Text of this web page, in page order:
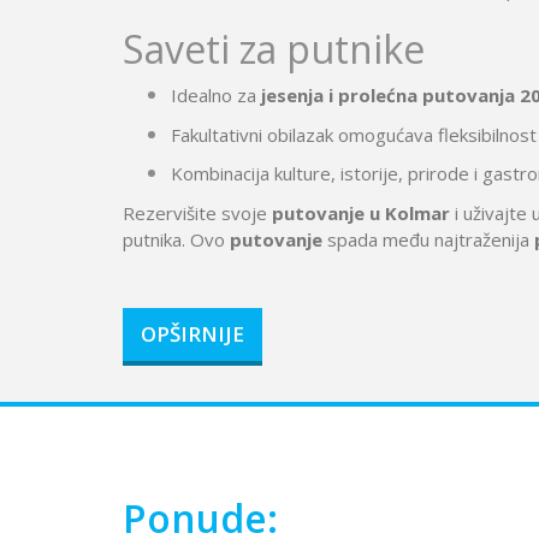
Saveti za putnike
Idealno za jesenja i prolećna putovanja
Fakultativni obilazak omogućava
Kombinacija kulture, istorije, prirode i
Rezervišite svoje putovanje u Kolmar i uživajte
putnika. Ovo putovanje spada među najtraženija
OPŠIRNIJE
Ponude: